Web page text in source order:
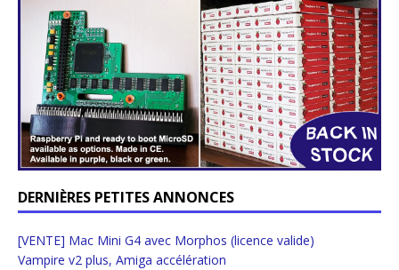
DERNIÈRES PETITES ANNONCES
[VENTE] Mac Mini G4 avec Morphos (licence valide)
Vampire v2 plus, Amiga accélération